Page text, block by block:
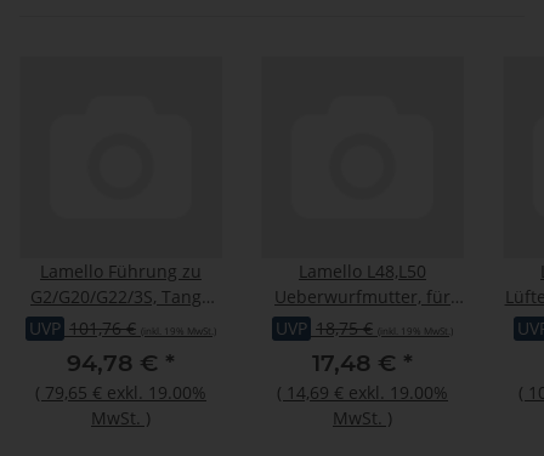
Lamello Führung zu
G2/G20/G22/3S, Tanga
150/180/1511/1811
UVP 101,76 € (inkl. 19% MwSt.)
94,78 € *
( 79,65 € exkl. 19.00%
MwSt. )
Lamello L48,L50
Ueberwurfmutter, für
Profila E
UVP 18,75 € (inkl. 19% MwSt.)
17,48 € *
( 14,69 € exkl. 19.00%
MwSt. )
(